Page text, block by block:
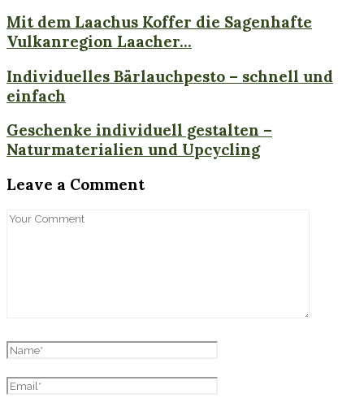
Mit dem Laachus Koffer die Sagenhafte
Vulkanregion Laacher...
Individuelles Bärlauchpesto – schnell und
einfach
Geschenke individuell gestalten –
Naturmaterialien und Upcycling
Leave a Comment